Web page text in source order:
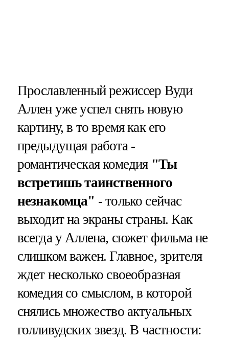
Прославленный режиссер Вуди
Аллен уже успел снять новую
картину, в то время как его
предыдущая работа -
романтическая комедия "Ты
встретишь таинственного
незнакомца" - только сейчас
выходит на экраны страны. Как
всегда у Аллена, сюжет фильма не
слишком важен. Главное, зрителя
ждет несколько своеобразная
комедия со смыслом, в которой
снялись множество актуальных
голливудских звезд. В частности: